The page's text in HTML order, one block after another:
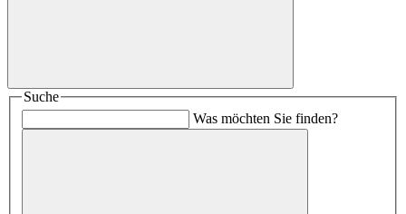
Suche
Was möchten Sie finden?